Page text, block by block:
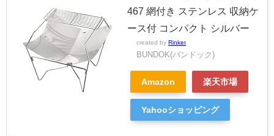
467 網付き ステンレス 収納ケ
ース付 コンパクト シルバー
created by Rinker
BUNDOK(バンドック)
Amazon 楽天市場
Yahooショッピング